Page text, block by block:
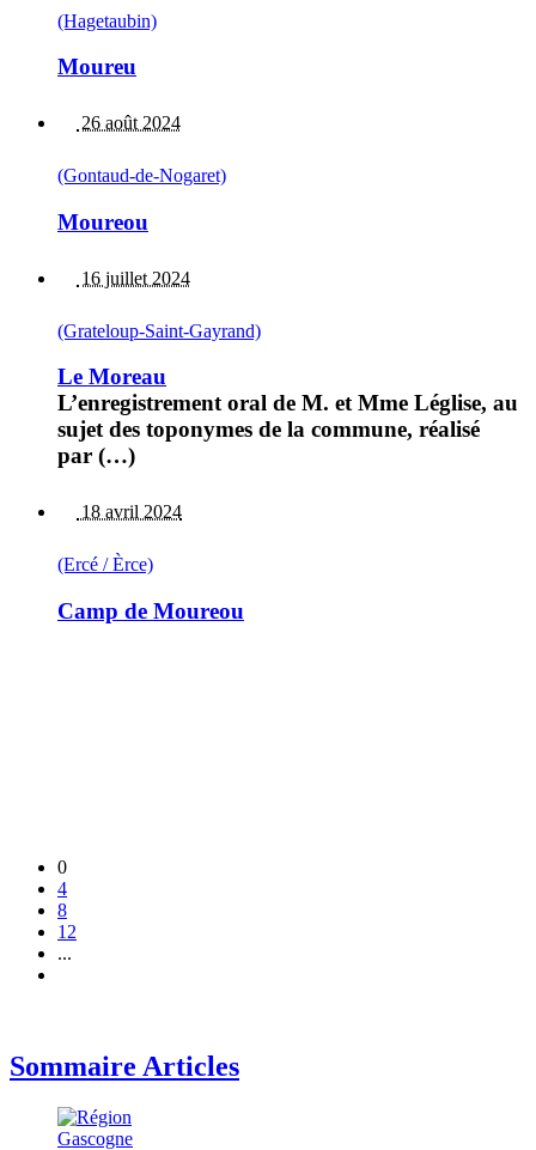
(Hagetaubin)
Moureu
26 août 2024
(Gontaud-de-Nogaret)
Moureou
16 juillet 2024
(Grateloup-Saint-Gayrand)
Le Moreau
L’enregistrement oral de M. et Mme Léglise, au
sujet des toponymes de la commune, réalisé
par (…)
18 avril 2024
(Ercé / Èrce)
Camp de Moureou
0
4
8
12
...
Sommaire Articles